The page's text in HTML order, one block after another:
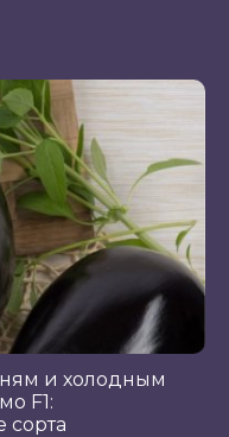
и холодным
F1:
сорта